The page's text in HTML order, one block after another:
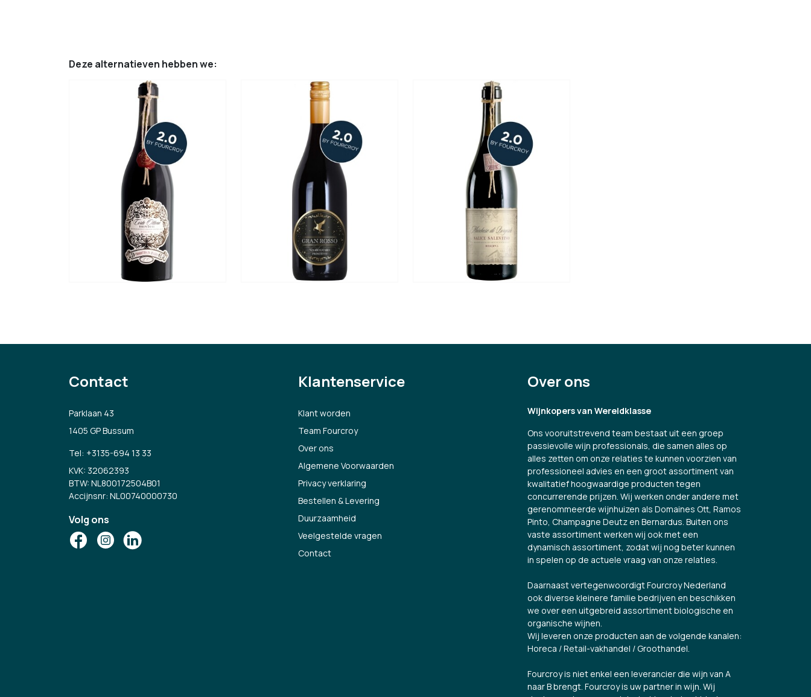
Deze alternatieven hebben we:
Contact
Parklaan 43
1405 GP Bussum
Tel: +3135-694 13 33
KVK: 32062393
BTW: NL800172504B01
Accijnsnr: NL00740000730
Volg ons
Klantenservice
Klant worden
Team Fourcroy
Over ons
Algemene Voorwaarden
Privacy verklaring
Bestellen & Levering
Duurzaamheid
Veelgestelde vragen
Contact
Over ons
Wijnkopers van Wereldklasse
Ons vooruitstrevend team bestaat uit een groep
passievolle wijn professionals, die samen alles op
alles zetten om onze relaties te kunnen voorzien van
professioneel advies en een groot assortiment van
kwalitatief hoogwaardige producten tegen
concurrerende prijzen. Wij werken onder andere met
gerenommeerde wijnhuizen als Domaines Ott, Ramos
Pinto, Champagne Deutz en Bernardus. Buiten ons
vaste assortiment werken wij ook met een
dynamisch assortiment, zodat wij nog beter kunnen
in spelen op de actuele vraag van onze relaties.
Daarnaast vertegenwoordigt Fourcroy Nederland
ook diverse kleinere familie bedrijven en beschikken
we over een uitgebreid assortiment biologische en
organische wijnen.
Wij leveren onze producten aan de volgende kanalen:
Horeca / Retail-vakhandel / Groothandel.
Fourcroy is niet enkel een leverancier die wijn van A
naar B brengt. Fourcroy is uw partner in wijn. Wij